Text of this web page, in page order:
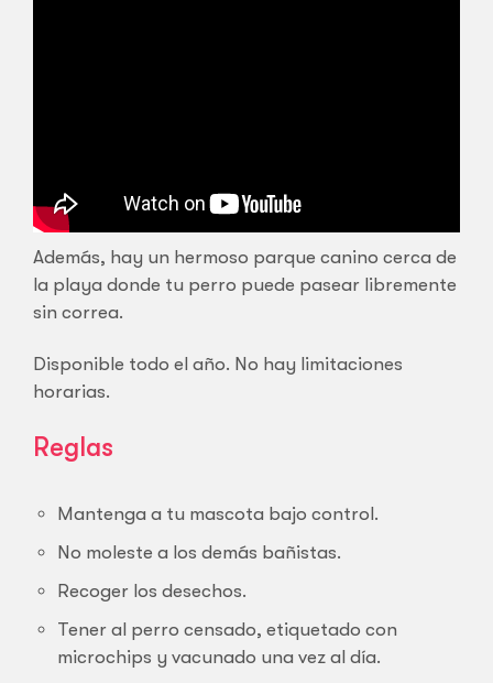
Además, hay un hermoso parque canino cerca de
la playa donde tu perro puede pasear libremente
sin correa.
Disponible todo el año. No hay limitaciones
horarias.
Reglas
Mantenga a tu mascota bajo control.
No moleste a los demás bañistas.
Recoger los desechos.
Tener al perro censado, etiquetado con
microchips y vacunado una vez al día.